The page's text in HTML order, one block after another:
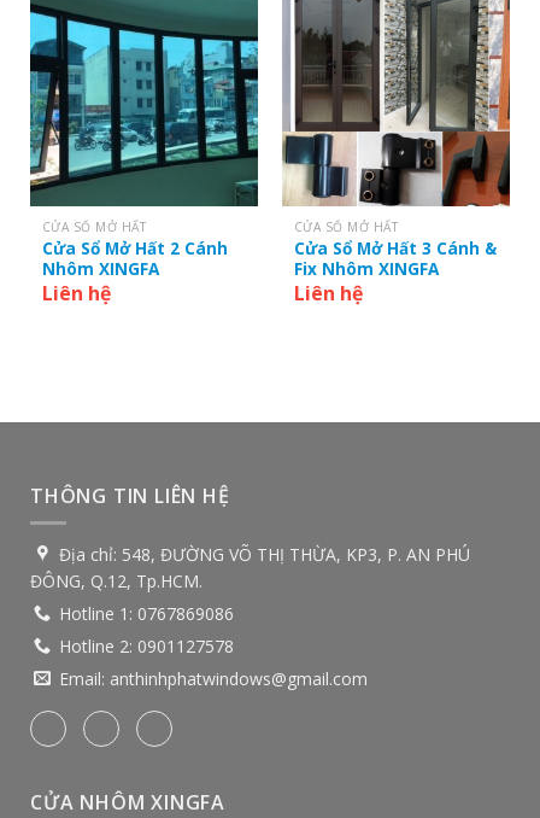
CỬA SỔ MỞ HẤT
Cửa Sổ Mở Hất 2 Cánh
Nhôm XINGFA
Liên hệ
CỬA SỔ MỞ HẤT
Cửa Sổ Mở Hất 3 Cánh &
Fix Nhôm XINGFA
Liên hệ
THÔNG TIN LIÊN HỆ
Địa chỉ: 548, ĐƯỜNG VÕ THỊ THỪA, KP3, P. AN PHÚ
ĐÔNG, Q.12, Tp.HCM.
Hotline 1: 0767869086
Hotline 2: 0901127578
Email: anthinhphatwindows@gmail.com
CỬA NHÔM XINGFA